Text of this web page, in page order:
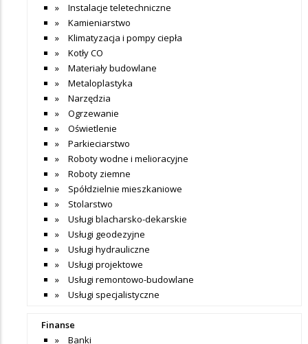
Instalacje teletechniczne
Kamieniarstwo
Klimatyzacja i pompy ciepła
Kotły CO
Materiały budowlane
Metaloplastyka
Narzędzia
Ogrzewanie
Oświetlenie
Parkieciarstwo
Roboty wodne i melioracyjne
Roboty ziemne
Spółdzielnie mieszkaniowe
Stolarstwo
Usługi blacharsko-dekarskie
Usługi geodezyjne
Usługi hydrauliczne
Usługi projektowe
Usługi remontowo-budowlane
Usługi specjalistyczne
Finanse
Banki